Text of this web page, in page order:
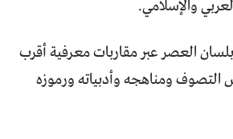
والإسلامي.
العصر عبر مقاربات معرفية أقرب
ومناهجه وأدبياته ورموزه